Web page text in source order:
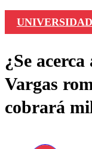
¿Se
Vargas
cobrará